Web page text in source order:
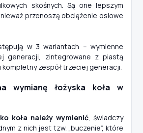
skośnych. Są one lepszym
przenoszą obciążenie osiowe
w 3 wariantach – wymienne
generacji, zintegrowane z piastą
zespół trzeciej generacji.
wymianę łożyska koła w
koła należy wymienić, świadczy
z nich jest tzw. „buczenie”, które